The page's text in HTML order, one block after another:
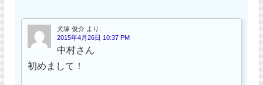
犬塚 俊介 より:
2015年4月26日 10:37 PM
中村さん
初めまして！